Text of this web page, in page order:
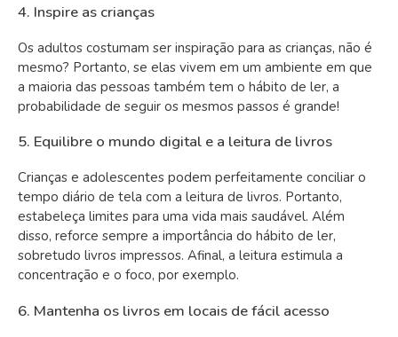
4. Inspire as crianças
Os adultos costumam ser inspiração para as crianças, não é
mesmo? Portanto, se elas vivem em um ambiente em que
a maioria das pessoas também tem o hábito de ler, a
probabilidade de seguir os mesmos passos é grande!
5. Equilibre o mundo digital e a leitura de livros
Crianças e adolescentes podem perfeitamente conciliar o
tempo diário de tela com a leitura de livros. Portanto,
estabeleça limites para uma vida mais saudável. Além
disso, reforce sempre a importância do hábito de ler,
sobretudo livros impressos. Afinal, a leitura estimula a
concentração e o foco, por exemplo.
6. Mantenha os livros em locais de fácil acesso